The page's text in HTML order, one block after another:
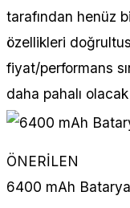
tarafından henüz
özellikleri
fiyat/performans
daha pahalı
ÖNERİLEN
6400 mAh